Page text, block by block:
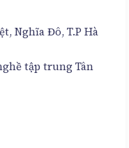
Nghĩa Đô, T.P Hà
tập trung Tân